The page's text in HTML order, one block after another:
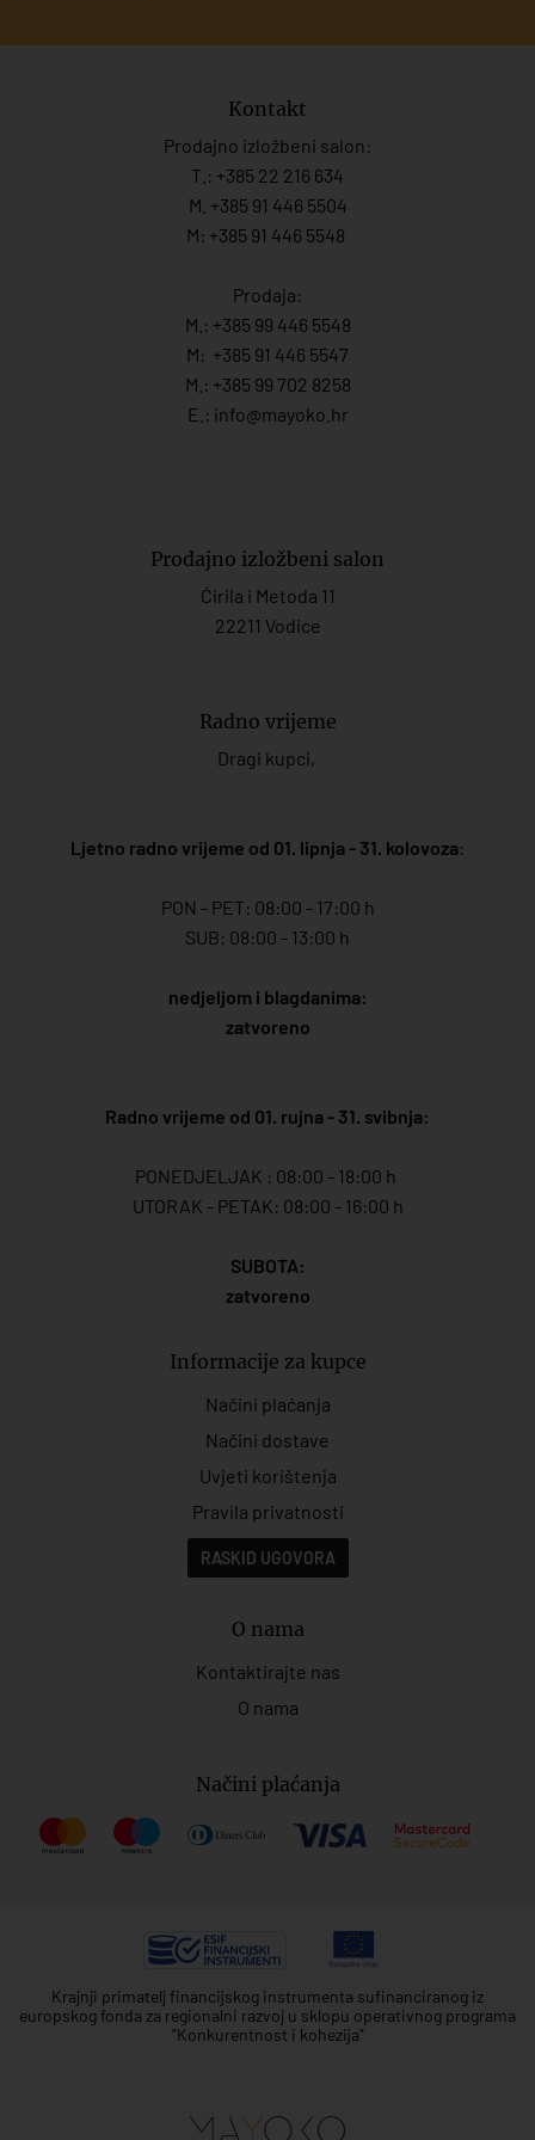
Kontakt
Prodajno izložbeni salon:
T.: +385 22 216 634
M. +385 91 446 5504
M: +385 91 446 5548
Prodaja:
M.: +385 99 446 5548
M: +385 91 446 5547
M.: +385 99 702 8258
E.: info@mayoko. hr
Prodajno izložbeni salon
Ćirila i Metoda 11
22211 Vodice
Radno vrijeme
Dragi kupci,
Ljetno radno vrijeme od 01. lipnja - 31. kolovoza:
PON - PET: 08:00 - 17:00 h
SUB: 08:00 - 13:00 h
nedjeljom i blagdanima:
zatvoreno
Radno vrijeme od 01. rujna - 31. svibnja:
PONEDJELJAK : 08:00 - 18:00 h
UTORAK - PETAK: 08:00 - 16:00 h
SUBOTA:
zatvoreno
Informacije za kupce
Načini plaćanja
Načini dostave
Uvjeti korištenja
Pravila privatnosti
RASKID UGOVORA
O nama
Kontaktirajte nas
O nama
Načini plaćanja
Krajnji primatelj financijskog instrumenta sufinanciranog iz
europskog fonda za regionalni razvoj u sklopu operativnog programa
"Konkurentnost i kohezija"